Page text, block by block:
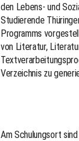
den Lebens- und
Studierende
Programms
von Literatur,
Verzeichnis zu
Am Schulungsort